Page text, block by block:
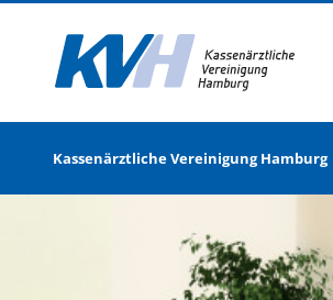
Kassenärztliche Vereinigung Hamburg